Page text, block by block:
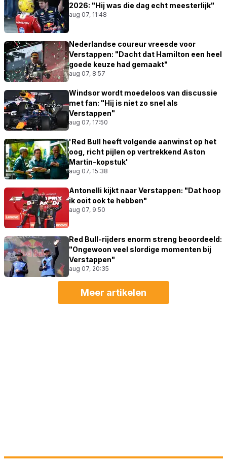
2026: "Hij was die dag echt meesterlijk"
aug 07, 11:48
Nederlandse coureur vreesde voor
Verstappen: "Dacht dat Hamilton een heel
goede keuze had gemaakt"
aug 07, 8:57
Windsor wordt moedeloos van discussie
met fan: "Hij is niet zo snel als
Verstappen"
aug 07, 17:50
'Red Bull heeft volgende aanwinst op het
oog, richt pijlen op vertrekkend Aston
Martin-kopstuk'
aug 07, 15:38
Antonelli kijkt naar Verstappen: "Dat hoop
ik ooit ook te hebben"
aug 07, 9:50
Red Bull-rijders enorm streng beoordeeld:
"Ongewoon veel slordige momenten bij
Verstappen"
aug 07, 20:35
Meer artikelen